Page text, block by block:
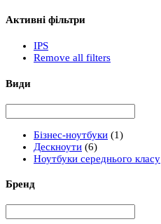
Активні фільтри
IPS
Remove all filters
Види
Бізнес-ноутбуки (1)
Дескноути (6)
Ноутбуки середнього класу
Бренд